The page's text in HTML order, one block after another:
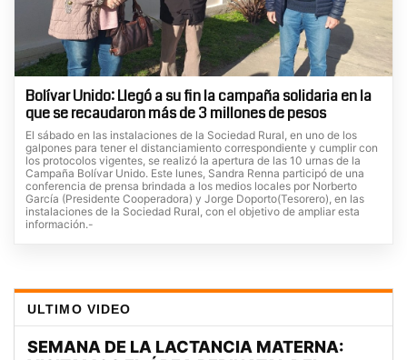
Bolívar Unido: Llegó a su fin la campaña solidaria en la
que se recaudaron más de 3 millones de pesos
El sábado en las instalaciones de la Sociedad Rural, en uno de los
galpones para tener el distanciamiento correspondiente y cumplir con
los protocolos vigentes, se realizó la apertura de las 10 urnas de la
Campaña Bolívar Unido. Este lunes, Sandra Renna participó de una
conferencia de prensa brindada a los medios locales por Norberto
García (Presidente Cooperadora) y Jorge Doporto(Tesorero), en las
instalaciones de la Sociedad Rural, con el objetivo de ampliar esta
información.-
ULTIMO VIDEO